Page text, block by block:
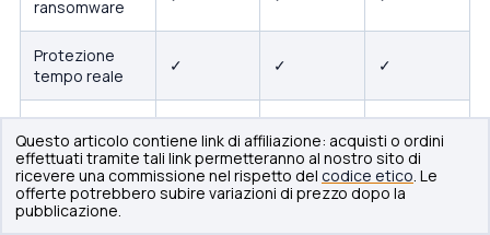
ransomware
Protezione
tempo reale
✓ ✓ ✓
Monitoraggio
Dark Web
✓ ✓ ✓
Scansione Mail ✓ ✓ ✓
Questo articolo contiene link di affiliazione: acquisti o ordini
effettuati tramite tali link permetteranno al nostro sito di
ricevere una commissione nel rispetto del codice etico. Le
offerte potrebbero subire variazioni di prezzo dopo la
pubblicazione.